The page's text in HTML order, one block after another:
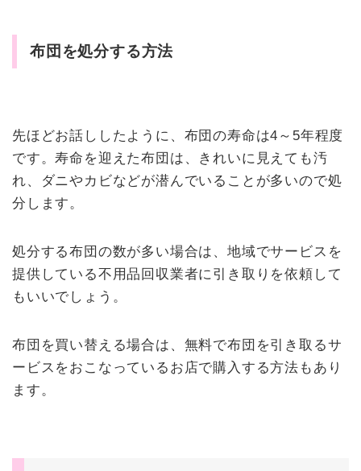
布団を処分する方法
先ほどお話ししたように、布団の寿命は4～5年程度
です。寿命を迎えた布団は、きれいに見えても汚
れ、ダニやカビなどが潜んでいることが多いので処
分します。
処分する布団の数が多い場合は、地域でサービスを
提供している不用品回収業者に引き取りを依頼して
もいいでしょう。
布団を買い替える場合は、無料で布団を引き取るサ
ービスをおこなっているお店で購入する方法もあり
ます。